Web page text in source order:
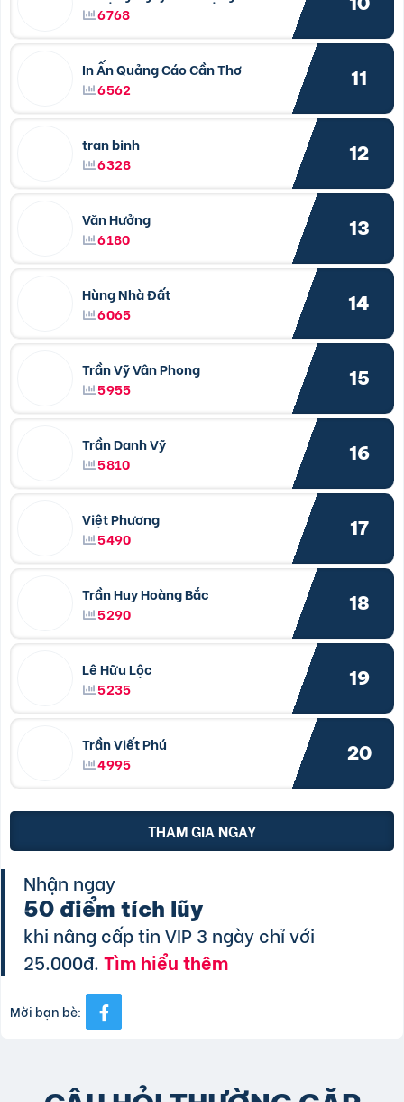
6768
In Ấn Quảng Cáo Cần Thơ
6562
11
tran binh
6328
12
Văn Hưởng
6180
13
Hùng Nhà Đất
6065
14
Trần Vỹ Vân Phong
5955
15
Trần Danh Vỹ
5810
16
Việt Phương
5490
17
Trần Huy Hoàng Bắc
5290
18
Lê Hữu Lộc
5235
19
Trần Viết Phú
4995
20
THAM GIA NGAY
Nhận ngay
50 điểm tích lũy
khi nâng cấp tin VIP 3 ngày chỉ với
25.000đ.Tìm hiểu thêm
Mời bạn bè: